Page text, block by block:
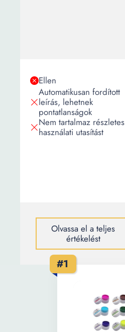
Ellen
Automatikusan fordított
leírás, lehetnek
pontatlanságok
Nem tartalmaz részletes
használati utasítást
Olvassa el a teljes
értékelést
#1